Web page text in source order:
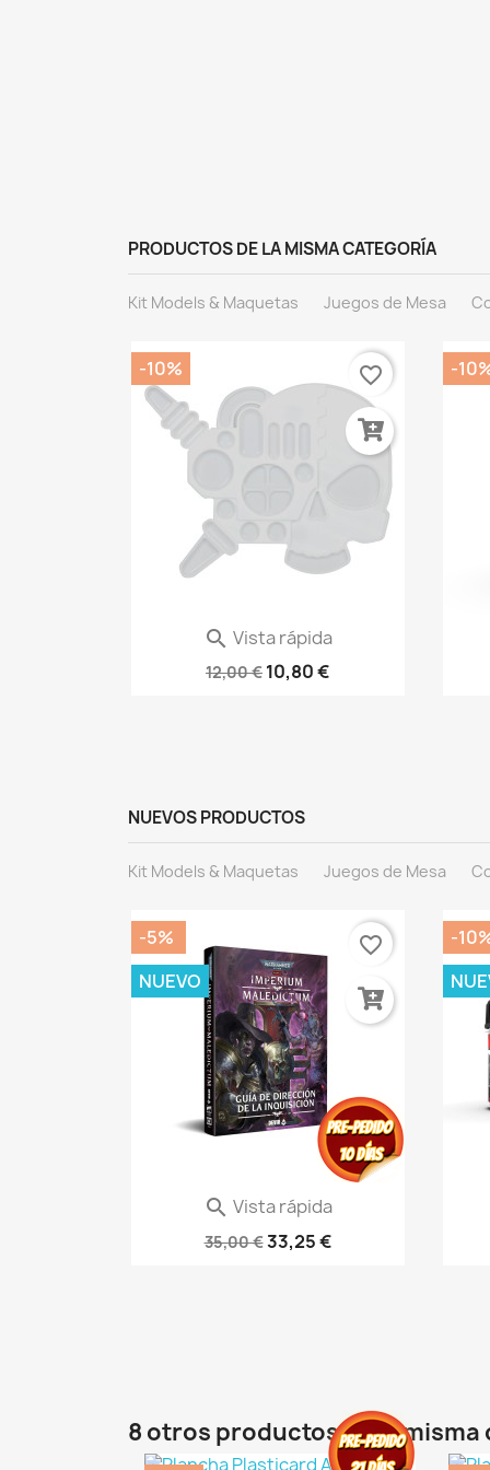
PRODUCTOS DE LA MISMA CATEGORÍA
Kit Models & Maquetas Juegos de Mesa
 Vista rápida
Paleta Servocráneo 66-32
12,00 € 10,80 €
-10% favorite_border -
NUEVOS PRODUCTOS
Kit Models & Maquetas Juegos de Mesa
 Vista rápida
Warhammer 40.000: Imperium...
35,00 €33,25 €
-5%
NUEVO
favorite_border
-
8 otros productos en la